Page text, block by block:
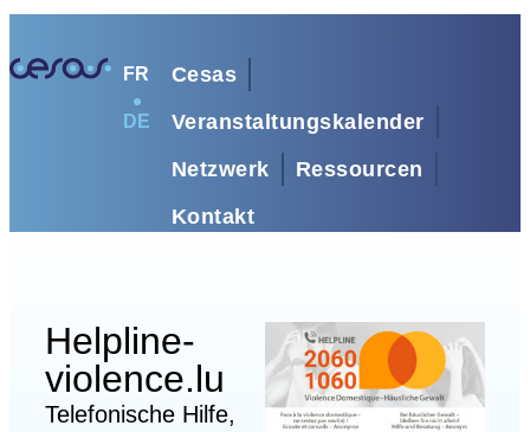
Cesas
Veranstaltungskalender
Netzwerk
Ressourcen
Kontakt
FR
DE
Helpline-
violence.lu
Telefonische Hilfe,